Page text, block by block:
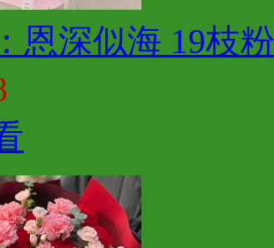
恩深似海 19枝